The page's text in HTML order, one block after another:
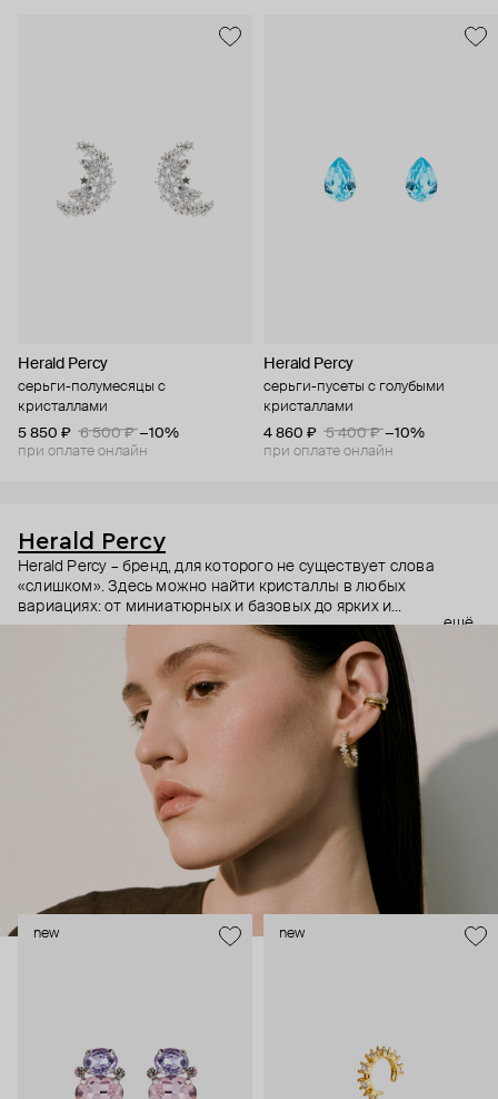
Herald Percy
серьги-полумесяцы с
кристаллами
5 850 ₽
6 500 ₽ −10%
при оплате онлайн
Herald Percy
серьги-пусеты с голубыми
кристаллами
4 860 ₽
5 400 ₽ −10%
при оплате онлайн
Herald Percy
Herald Percy – бренд, для которого не существует слова
«слишком». Здесь можно найти кристаллы в любых
вариациях: от миниатюрных и базовых до ярких и
массивных, которые сразу становятся главным элементом
образа. Героиня бренда – девушка из мегаполиса, которой
нужно как минимум 25 часов в сутках, чтобы все успеть, и
внушительный арсенал украшений, чтобы, поменяв серьги,
поехать на вечеринку сразу из офиса.
ещё
new new